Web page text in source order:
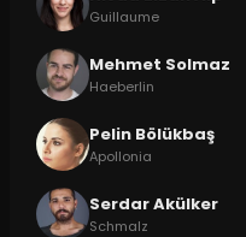
Guillaume
Mehmet Solmaz
Haeberlin
Pelin Bölükbaş
Apollonia
Serdar Akülker
Schmalz